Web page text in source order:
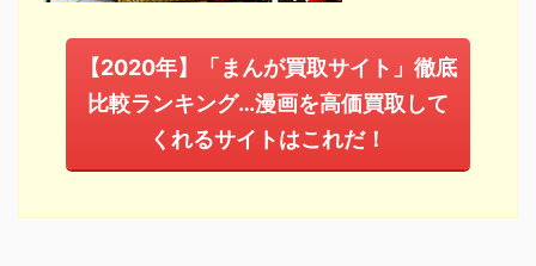
【2020年】「まんが買取サイト」徹底
比較ランキング…漫画を高価買取して
くれるサイトはこれだ！